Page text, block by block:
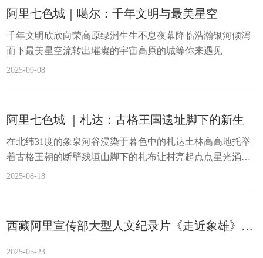
如火如荼举办。而他在这个偏远的角落，开始了长达38年的
守窟生涯。他守护的石窟，直到1992年才被文物普查队发
现，2013年被国务院公布为第七批全国重点文物保护单
位。...
阿里七色城｜噶尔：千年文明与最美星空
千年文明欣欣向荣高原绿洲生生不息夜幕降临浩瀚银河倾泻
而下最美星空流转出璀璨的宇宙高原的城等你来遇见
2025-09-08
阿里七色城 ｜札达：古格王国遗址脚下的新生
在北纬31度的象泉河谷浸染于暮色中的札达土林高高地托举
着古格王朝的断壁残垣山脚下的札布让村亮起点点星光涌动
着人间的烟火气息高原的城等你来遇见
2025-08-18
西藏阿里宣传部大型人文纪录片《走近象雄》（上）重磅推出
2025-05-23